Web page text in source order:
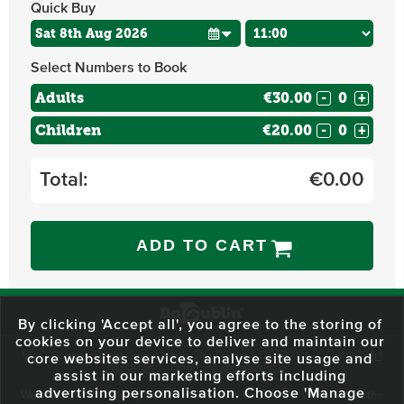
Quick Buy
Select Numbers to Book
Adults €30.00 - +
Children €20.00 - +
Total: €0.00
ADD TO CART
59 O'Connell Street Upper, North City, Dublin 1, D01 RX04 Call:+353 1
703 3024
Email: info@dodublin.ie
We've been entertaining visitors to our town since 1988. We're part of the
By clicking 'Accept all', you agree to the storing of
cookies on your device to deliver and maintain our
core websites services, analyse site usage and
assist in our marketing efforts including
advertising personalisation. Choose 'Manage